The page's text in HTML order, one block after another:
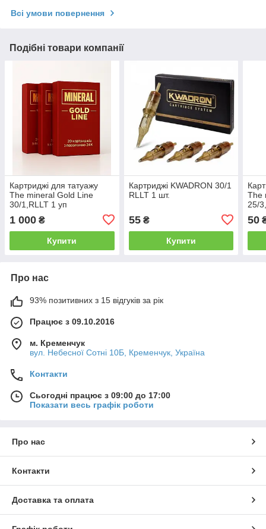
Всі умови повернення
Подібні товари компанії
Картриджі для татуажу
The mineral Gold Line
30/1,RLLT 1 уп
1 000 ₴
Купити
Картриджі KWADRON 30/1
RLLT 1 шт.
55₴
Купити
The
25/
50
Про нас
93% позитивних з 15 відгуків за рік
Працює з 09.10.2016
м. Кременчук
вул. Небесної Сотні 10Б, Кременчук, Україна
Контакти
Сьогодні працює з 09:00 до 17:00
Показати весь графік роботи
Про нас
Контакти
Доставка та оплата